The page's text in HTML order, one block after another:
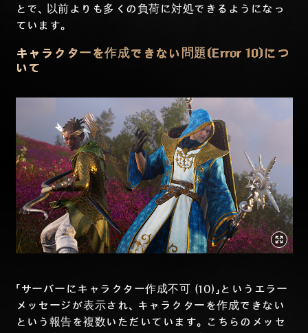
とで、以前よりも多くの負荷に対処できるようになっ
ています。
キャラクターを作成できない問題(Error 10)につ
いて
「サーバーにキャラクター作成不可 (10)」というエラー
メッセージが表示され、キャラクターを作成できない
という報告を複数いただいています。こちらのメッセ